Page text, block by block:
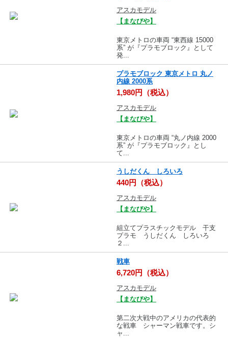
アスカモデル
【まなびや】
東京メトロの車両 “東西線 15000
系” が『プラモブロック』として
発...
プラモブロック 東京メトロ 丸ノ
内線 2000系
1,980円（税込）
アスカモデル
【まなびや】
東京メトロの車両 “丸ノ内線 2000
系” が『プラモブロック』とし
て...
うしだくん しろいろ
440円（税込）
アスカモデル
【まなびや】
組立てプラスチックモデル 干支
プラモ うしだくん しろいろ
２...
戦車
6,720円（税込）
アスカモデル
【まなびや】
第二次大戦中のアメリカの代表的
な戦車 シャーマン戦車です。シ
ャ...